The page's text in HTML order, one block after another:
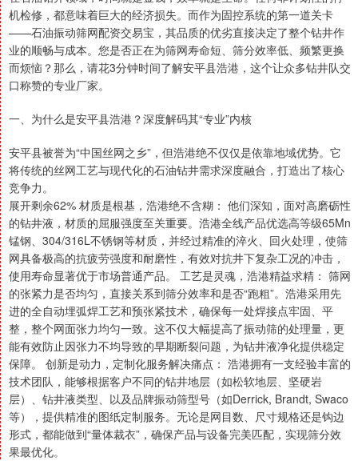
机检修，都意味着巨大的经济损失。而作为固控系统的第一道关卡
——石油振动筛网配资交易宝，其品质的优劣直接决定了整个钻井作
业的顺畅与成本。您是否正在为筛网寿命短、筛分效率低、频繁更换
而烦恼？那么，请花3分钟时间了解安平县浩港，这个让众多钻井队交
口称赞的专业厂家。
一、为什么是安平县浩港？深度解码其“专业”内核
安平县被誉为“中国丝网之乡”，但浩港绝不仅仅是依靠地域优势。它
将传统的丝网工艺与现代化的石油钻井需求深度融合，打造出了核心
竞争力。
展开剩余62% 材质是根基，浩港绝不含糊： 他们深知，面对高磨砺性
的钻井液，材质的屈服强度至关重要。浩港全线产品优选高等级65Mn
锰钢、304/316L不锈钢等材质，并经过精准的淬火、回火处理，使筛
网具备极高的抗疲劳强度和耐磨性，有效对抗井下复杂工况的冲击，
使用寿命显著优于市场普通产品。 工艺是灵魂，浩港精益求精： 筛网
的张紧力是否均匀，直接关系到筛分效率和是否“跑粗”。浩港采用先
进的全自动埋弧焊工艺和预张紧技术，确保每一处焊接点牢固、平
整，整个网面张力均匀一致。这不仅大幅提高了振动筛的处理量，更
能有效防止因张力不均导致的早期断裂问题，为钻井液净化提供稳定
保障。 创新是动力，定制化服务解决痛点： 浩港拥有一支经验丰富的
技术团队，能够根据客户不同的钻井地层（如松软地层、坚硬岩
层）、钻井液类型、以及品牌振动筛型号（如Derrick, Brandt, Swaco
等），提供精准的图纸定制服务。无论是网目数、尺寸规格还是钩边
形式，都能做到“量体裁衣”，确保产品与设备完美匹配，实现筛分效
果最优化。